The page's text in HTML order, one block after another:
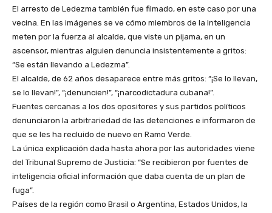
El arresto de Ledezma también fue filmado, en este caso por una
vecina. En las imágenes se ve cómo miembros de la Inteligencia
meten por la fuerza al alcalde, que viste un pijama, en un
ascensor, mientras alguien denuncia insistentemente a gritos:
“Se están llevando a Ledezma”.
El alcalde, de 62 años desaparece entre más gritos: “¡Se lo llevan,
se lo llevan!”, “¡denuncien!”, “¡narcodictadura cubana!”.
Fuentes cercanas a los dos opositores y sus partidos políticos
denunciaron la arbitrariedad de las detenciones e informaron de
que se les ha recluido de nuevo en Ramo Verde.
La única explicación dada hasta ahora por las autoridades viene
del Tribunal Supremo de Justicia: “Se recibieron por fuentes de
inteligencia oficial información que daba cuenta de un plan de
fuga”.
Países de la región como Brasil o Argentina, Estados Unidos, la